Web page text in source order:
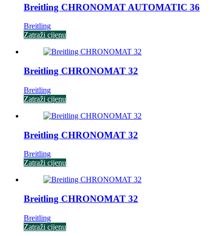
Breitling CHRONOMAT AUTOMATIC 36
Breitling
Zatraži cijenu
Breitling CHRONOMAT 32
Breitling
Zatraži cijenu
Breitling CHRONOMAT 32
Breitling
Zatraži cijenu
Breitling CHRONOMAT 32
Breitling
Zatraži cijenu